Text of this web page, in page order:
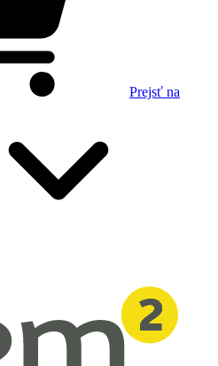
Prejsť na